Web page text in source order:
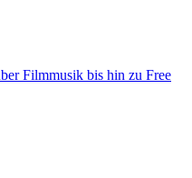
Filmmusik bis hin zu Free